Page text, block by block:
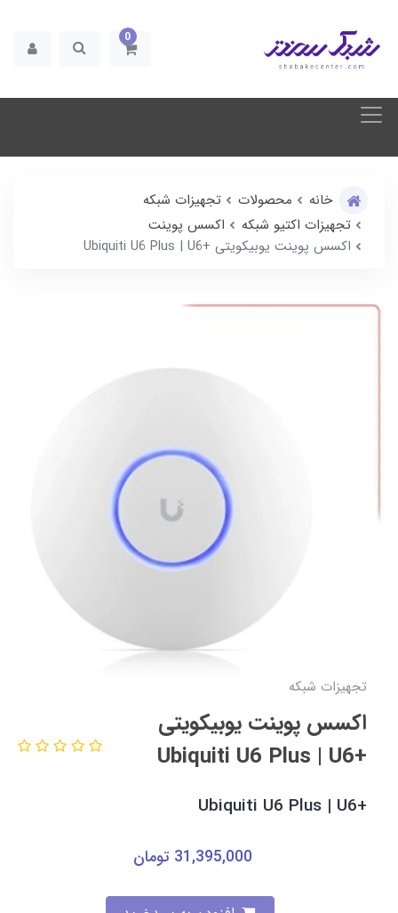
0
خانه محصولات
تجهیزات شبکه
تجهیزات اکتیو شبکه
اکسس پوینت
اکسس پوینت یوبیکویتی +Ubiquiti U6 Plus | U6
تجهیزات شبکه
اکسس پوینت یوبیکویتی
+Ubiquiti U6 Plus | U6
+Ubiquiti U6 Plus | U6
31,395,000 تومان